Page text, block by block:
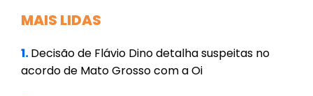
MAIS LIDAS
1.Decisão de Flávio Dino detalha suspeitas no
acordo de Mato Grosso com a Oi